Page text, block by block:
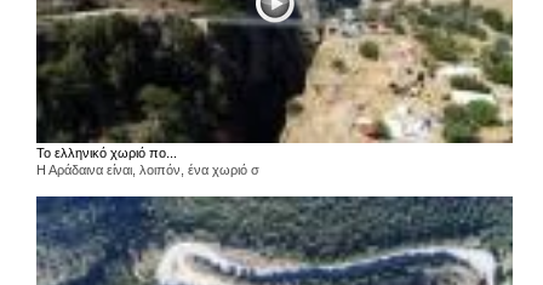
Το ελληνικό χωριό πο...
Η Αράδαινα είναι, λοιπόν, ένα χωριό σ